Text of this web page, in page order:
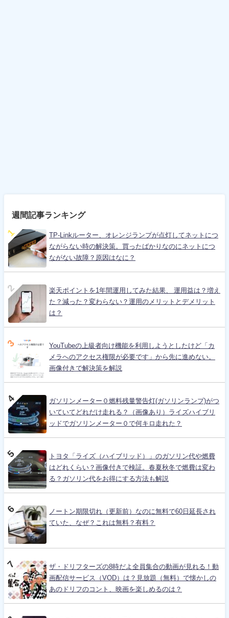
週間記事ランキング
TP-Linkルーター、オレンジランプが点灯してネットにつ
ながらない時の解決策。買ったばかりなのにネットにつ
ながない故障？原因はなに？
楽天ポイントを1年間運用してみた結果、 運用益は？増え
た？減った？変わらない？運用のメリットとデメリット
は？
YouTubeの上級者向け機能を利用しようとしたけど「カ
メラへのアクセス権限が必要です」から先に進めない。
画像付きで解決策を解説
ガソリンメーター０燃料残量警告灯(ガソリンランプ)がつ
いていてどれだけ走れる？（画像あり）ライズハイブリ
ッドでガソリンメーター０で何キロ走れた？
トヨタ「ライズ（ハイブリッド）」のガソリン代や燃費
はどれくらい？画像付きで検証。春夏秋冬で燃費は変わ
る？ガソリン代をお得にする方法も解説
ノートン期限切れ（更新前）なのに無料で60日延長され
ていた、なぜ？これは無料？有料？
ザ・ドリフターズの8時だよ全員集合の動画が見れる！動
画配信サービス（VOD）は？見放題（無料）で懐かしの
あのドリフのコント、映画を楽しめるのは？